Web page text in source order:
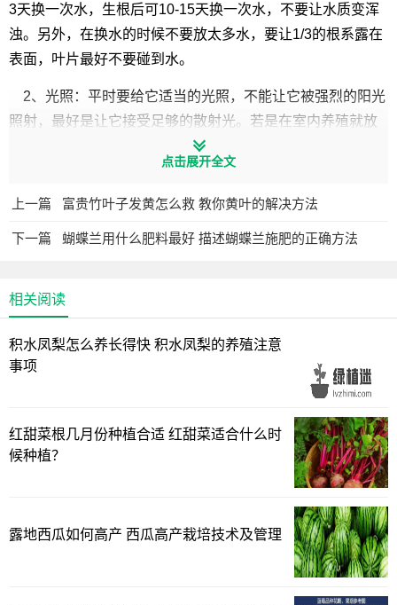
3天换一次水，生根后可10-15天换一次水，不要让水质变浑
浊。另外，在换水的时候不要放太多水，要让1/3的根系露在
表面，叶片最好不要碰到水。
2、光照：平时要给它适当的光照，不能让它被强烈的阳光
照射，最好是让它接受足够的散射光。若是在室内养殖就放
在有阳光的地方，或是定期移到室外晒晒太阳。
3、温度：水培养护要给它20℃的生长环境，温度不能太高
或太低，温度过低会将它冻伤。另外，不要将它放在空调直
4、营养液：用水养绿萝要定期给它添加营养液，通常在换
水的同时进行，一次加2-3滴左右即可。开始施加营养液后容
点击展开全文
上一篇 富贵竹叶子发黄怎么救 教你黄叶的解决方法
下一篇 蝴蝶兰用什么肥料最好 描述蝴蝶兰施肥的正确方法
相关阅读
积水凤梨怎么养长得快 积水凤梨的养殖注意
事项
红甜菜根几月份种植合适 红甜菜适合什么时
候种植？
露地西瓜如何高产 西瓜高产栽培技术及管理